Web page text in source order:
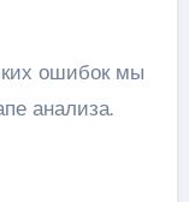
ошибок мы
анализа.